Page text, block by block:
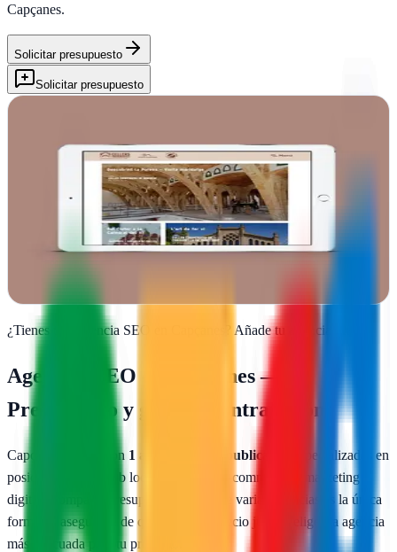
Capçanes.
Solicitar presupuesto
Solicitar presupuesto
Capçanes, Tarragona
Disseny gràfic a Capçanes que transforma les teves idees en visuals
impactants. Mapiba crea identitats visuals úniques per a marques
que volen destacar
Ver fichacompleta
¿Tienes una agencia SEO en Añade tu agencia gratis
Agencias SEO en Capçanes—
Presupuesto y guía de contratación
Capçanes cuenta con 1 agencias SEO publicadas
especializadas en
posicionamiento web local, SEO para e-commerce y marketing
digital. Comparar presupuestos reales de varias agencias es la única
forma de asegurarte de que pagas un precio justo y eliges la agencia
más adecuada para tu proyecto.